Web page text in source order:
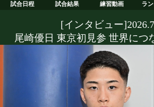
試合日程 試合結果 練習動画
[インタビュー
尾崎優日 東京初見参 世